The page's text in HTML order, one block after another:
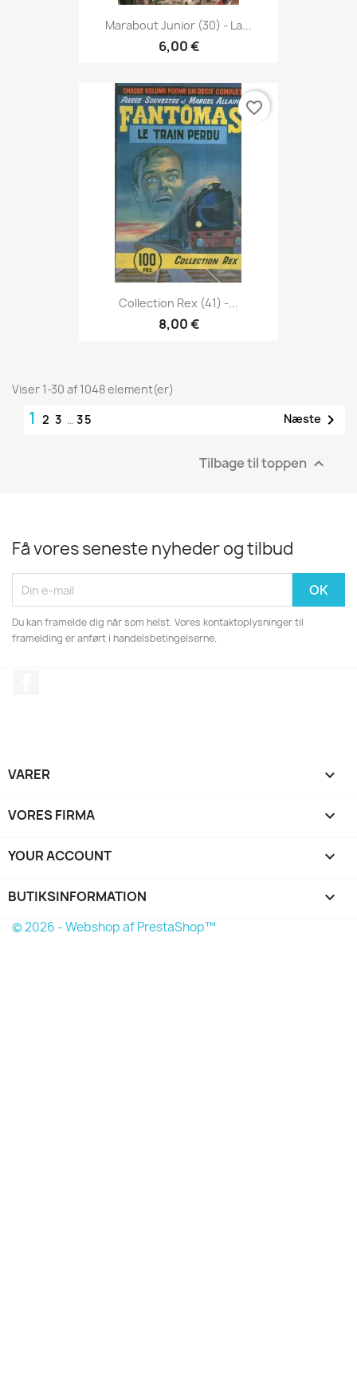
Marabout Junior (30) - La...
6,00 €
Collection Rex (41) -...
8,00 €
favorite_border
Viser 1-30 af 1048 element(er)
1 2 3 … 35 Næste 
Tilbage til toppen 
Få vores seneste nyheder og tilbud
Du kan framelde dig når som helst. Vores kontaktoplysninger til
framelding er anført i handelsbetingelserne.
VARER 
VORES FIRMA 
YOUR ACCOUNT 
BUTIKSINFORMATION keyboard_arrow_down
© 2026 - Webshop af PrestaShop™